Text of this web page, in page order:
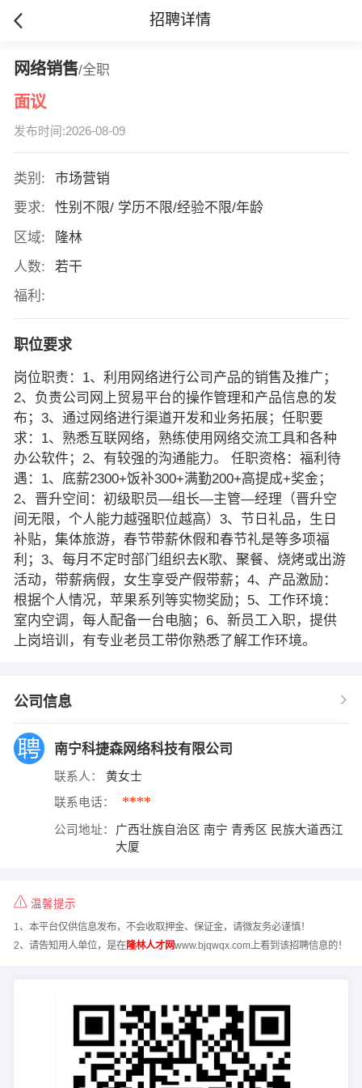
招聘详情
网络销售/全职
面议
发布时间:2026-08-09
类别:
市场营销
要求:
性别不限/ 学历不限/经验不限/年龄
区域:
隆林
人数:
若干
福利:
职位要求
岗位职责：1、利用网络进行公司产品的销售及推广；
2、负责公司网上贸易平台的操作管理和产品信息的发
布；3、通过网络进行渠道开发和业务拓展；任职要
求：1、熟悉互联网络，熟练使用网络交流工具和各种
办公软件；2、有较强的沟通能力。 任职资格：福利待
遇：1、底薪2300+饭补300+满勤200+高提成+奖金；
2、晋升空间：初级职员—组长—主管—经理（晋升空
间无限，个人能力越强职位越高）3、节日礼品，生日
补贴，集体旅游，春节带薪休假和春节礼是等多项福
利；3、每月不定时部门组织去K歌、聚餐、烧烤或出游
活动，带薪病假，女生享受产假带薪；4、产品激励：
根据个人情况，苹果系列等实物奖励；5、工作环境：
室内空调，每人配备一台电脑；6、新员工入职，提供
上岗培训，有专业老员工带你熟悉了解工作环境。
公司信息
南宁科捷森网络科技有限公司
联系人： 黄女士
联系电话： ****
公司地址：
广西壮族自治区 南宁 青秀区 民族大道西江
大厦
温馨提示
1、本平台仅供信息发布，不会收取押金、保证金，请微友务必谨慎！
2、请告知用人单位，是在隆林人才网www.bjqwqx.com上看到该招聘信息的！